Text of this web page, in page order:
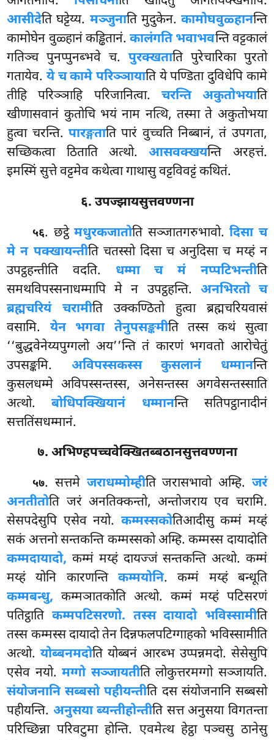
आसीदेति घट्टेय्य. मञ्जुनाति मुदुकेन. कामोघवुळ्हानन्ति
कामोघेन वुळ्हानं कड्ढितानं.कालंगति भवाभवन्तिवट्टकालं
गतिञ्च पुनप्पुनब्भवे च. पुरक्खताति पुरेचारिका पुरतो
गतायेव. ये च कामे परिञ्ञायाति ये पण्डिता दुविधेपि कामे
तीहि परिञ्ञाहि परिजानित्वा. चरन्ति अकुतोभयाति
खीणासवानं कुतोचि भयं नाम नत्थि, तस्मा ते अकुतोभया
हुत्वा चरन्ति. पारङ्गताति पारं वुच्चति निब्बानं, तं उपगता,
सच्छिकत्वा ठिताति अत्थो.आसवक्खयन्ति अरहत्तं.
इमस्मिं सुत्ते वट्टमेव कथेत्वा गाथासु वट्टविवट्टं कथितं.
६. उपज्झायसुत्तवण्णना
५६. छट्ठेमधुरकजातोति सञ्जातगरुभावो.दिसा च
मे न पक्खायन्तीति चतस्सो दिसा च अनुदिसा च मय्हं न
उपट्ठहन्तीति वदति. धम्मा च मं नप्पटिभन्तीति
समथविपस्सनाधम्मापि मे न उपट्ठहन्ति. अनभिरतो च
ब्रह्मचरियं चरामीति उक्कण्ठितो हुत्वा ब्रह्मचरियवासं
वसामि. येन भगवा तेनुपसङ्कमीति तस्स कथं सुत्वा
‘‘बुद्धवेनेय्यपुग्गलो अय’’न्ति तं कारणं भगवतो आरोचेतुं
उपसङ्कमि. अविपस्सकस्स कुसलानं धम्मानन्ति
कुसलधम्मे अविपस्सन्तस्स, अनेसन्तस्स अगवेसन्तस्साति
अत्थो.बोधिपक्खियानं धम्मानन्ति सतिपट्ठानादीनं
सत्ततिंसधम्मानं.
७. अभिण्हपच्चवेक्खितब्बठानसुत्तवण्णना
५७. सत्तमे जराधम्मोम्हीति जरासभावो अम्हि. जरं
अनतीतोति जरं अनतिक्कन्तो, अन्तोजराय एव चरामि.
सेसपदेसुपि एसेव नयो. कम्मस्सकोतिआदीसुकम्मं मय्हं
सकंअत्तनो सन्तकन्ति कम्मस्सको अम्हि. कम्मस्स दायादोति
कम्मदायादो, कम्मं मय्हं दायज्जं सन्तकन्ति अत्थो. कम्मं
मय्हं योनि कारणन्ति कम्मयोनि. कम्मं मय्हं बन्धूति
कम्मबन्धु, कम्मञातकोति अत्थो. कम्मं मय्हं पटिसरणं
पतिट्ठाति कम्मपटिसरणो. तस्स दायादो भविस्सामीति
तस्स कम्मस्स दायादो तेन दिन्नफलपटिग्गाहको भविस्सामीति
अत्थो.योब्बनमदोति योब्बनं आरब्भ उप्पन्नमदो. सेसेसुपि
एसेव नयो.मग्गो सञ्जायतीति लोकुत्तरमग्गो सञ्जायति.
संयोजनानि सब्बसो पहीयन्तीति दस संयोजनानि सब्बसो
पहीयन्ति. अनुसया ब्यन्तीहोन्तीति सत्त अनुसया विगतन्ता
परिच्छिन्ना परिवटुमाहोन्ति. एवमेत्थ हेट्ठा पञ्चसु ठानेसु